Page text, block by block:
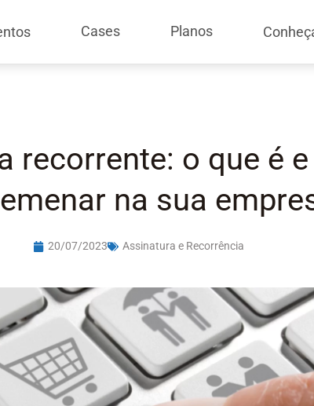
Cases Planos
recorrente: o que é
na sua
20/07/2023 Assinatura e Recorrência